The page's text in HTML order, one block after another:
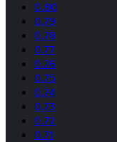
0.80
0.79
0.78
0.77
0.76
0.75
0.74
0.73
0.72
0.71